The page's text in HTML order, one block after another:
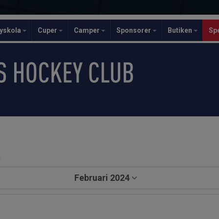
Cuper Camper Sponsorer Butiken
Februari 2024